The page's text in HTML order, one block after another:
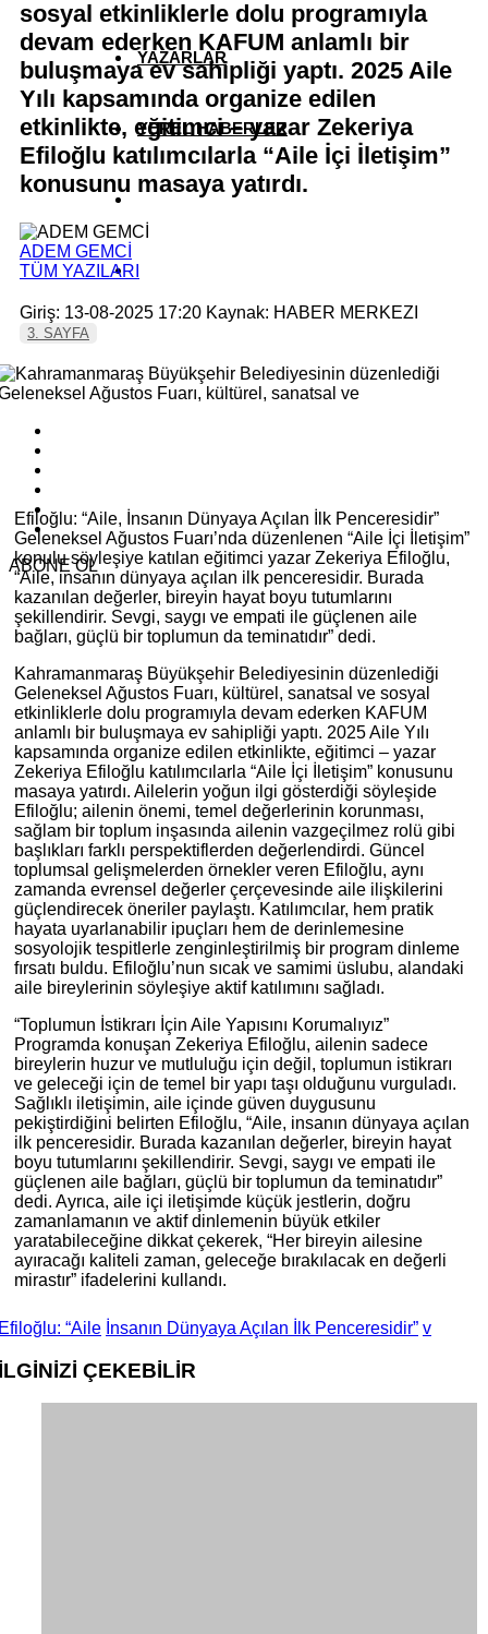
YAZARLAR
YEREL HABERLER
sosyal etkinliklerle dolu programıyla
devam ederken KAFUM anlamlı bir
buluşmaya ev sahipliği yaptı. 2025 Aile
Yılı kapsamında organize edilen
etkinlikte, eğitimci – yazar Zekeriya
Efiloğlu katılımcılarla “Aile İçi İletişim”
konusunu masaya yatırdı.
ADEM GEMCİ
TÜM YAZILARI
Giriş: 13-08-2025 17:20 Kaynak: HABER MERKEZI
3. SAYFA
ABONE OL
Efiloğlu: “Aile, İnsanın Dünyaya Açılan İlk Penceresidir”
Geleneksel Ağustos Fuarı’nda düzenlenen “Aile İçi İletişim”
konulu söyleşiye katılan eğitimci yazar Zekeriya Efiloğlu,
“Aile, insanın dünyaya açılan ilk penceresidir. Burada
kazanılan değerler, bireyin hayat boyu tutumlarını
şekillendirir. Sevgi, saygı ve empati ile güçlenen aile
bağları, güçlü bir toplumun da teminatıdır” dedi.
Kahramanmaraş Büyükşehir Belediyesinin düzenlediği
Geleneksel Ağustos Fuarı, kültürel, sanatsal ve sosyal
etkinliklerle dolu programıyla devam ederken KAFUM
anlamlı bir buluşmaya ev sahipliği yaptı. 2025 Aile Yılı
kapsamında organize edilen etkinlikte, eğitimci – yazar
Zekeriya Efiloğlu katılımcılarla “Aile İçi İletişim” konusunu
masaya yatırdı. Ailelerin yoğun ilgi gösterdiği söyleşide
Efiloğlu; ailenin önemi, temel değerlerinin korunması,
sağlam bir toplum inşasında ailenin vazgeçilmez rolü gibi
başlıkları farklı perspektiflerden değerlendirdi. Güncel
toplumsal gelişmelerden örnekler veren Efiloğlu, aynı
zamanda evrensel değerler çerçevesinde aile ilişkilerini
güçlendirecek öneriler paylaştı. Katılımcılar, hem pratik
hayata uyarlanabilir ipuçları hem de derinlemesine
sosyolojik tespitlerle zenginleştirilmiş bir program dinleme
fırsatı buldu. Efiloğlu’nun sıcak ve samimi üslubu, alandaki
aile bireylerinin söyleşiye aktif katılımını sağladı.
“Toplumun İstikrarı İçin Aile Yapısını Korumalıyız”
Programda konuşan Zekeriya Efiloğlu, ailenin sadece
bireylerin huzur ve mutluluğu için değil, toplumun istikrarı
ve geleceği için de temel bir yapı taşı olduğunu vurguladı.
Sağlıklı iletişimin, aile içinde güven duygusunu
pekiştirdiğini belirten Efiloğlu, “Aile, insanın dünyaya açılan
ilk penceresidir. Burada kazanılan değerler, bireyin hayat
boyu tutumlarını şekillendirir. Sevgi, saygı ve empati ile
güçlenen aile bağları, güçlü bir toplumun da teminatıdır”
dedi. Ayrıca, aile içi iletişimde küçük jestlerin, doğru
zamanlamanın ve aktif dinlemenin büyük etkiler
yaratabileceğine dikkat çekerek, “Her bireyin ailesine
ayıracağı kaliteli zaman, geleceğe bırakılacak en değerli
mirastır” ifadelerini kullandı.
“Aile İnsanın Dünyaya Açılan İlk Penceresidir” v
ÇEKEBİLİR